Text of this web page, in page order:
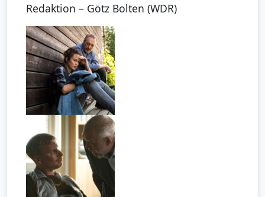
Redaktion – Götz Bolten (WDR)